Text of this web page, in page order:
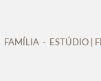
FAMÍLIA ESTÚDIO |